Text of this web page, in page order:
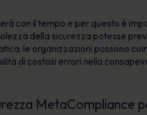
con il tempo e per questo è
della sicurezza potesse
le organizzazioni possono
di costosi errori nella
MetaCompliance